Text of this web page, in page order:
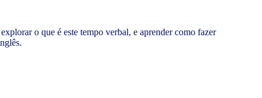
o que é este tempo verbal, e aprender como fazer